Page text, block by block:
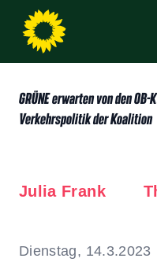
GRÜNE erwarten von den
Verkehrspolitik der Koalition
Julia Frank
Dienstag, 14.3.2023